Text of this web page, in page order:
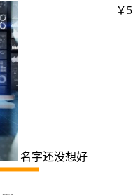
名字还没想好
￥5